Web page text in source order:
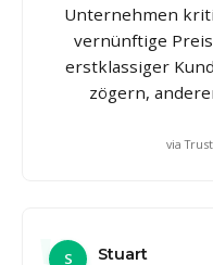
Unternehmen
vernünftige
erstklassiger
zögern,
via
S
Stuart